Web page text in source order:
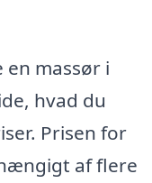
massør i
hvad du
Prisen for
af flere